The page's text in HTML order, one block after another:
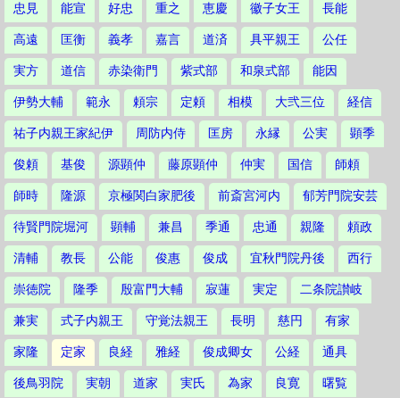
忠見 能宣 好忠 重之 恵慶 徽子女王 長能
高遠 匡衡 義孝 嘉言 道済 具平親王 公任
実方 道信 赤染衛門 紫式部 和泉式部 能因
伊勢大輔 範永 頼宗 定頼 相模 大弐三位 経信
祐子内親王家紀伊 周防内侍 匡房 永縁 公実 顕季
俊頼 基俊 源顕仲 藤原顕仲 仲実 国信 師頼
師時 隆源 京極関白家肥後 前斎宮河内 郁芳門院安芸
待賢門院堀河 顕輔 兼昌 季通 忠通 親隆 頼政
清輔 教長 公能 俊惠 俊成 宜秋門院丹後 西行
崇徳院 隆季 殷富門大輔 寂蓮 実定 二条院讃岐
兼実 式子内親王 守覚法親王 長明 慈円 有家
家隆 定家 良経 雅経 俊成卿女 公経 通具
後鳥羽院 実朝 道家 実氏 為家 良寛 曙覧